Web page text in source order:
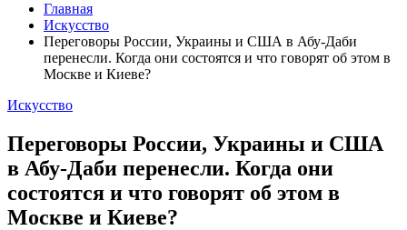
Главная
Искусство
Переговоры России, Украины и США в Абу-Даби
перенесли. Когда они состоятся и что говорят об этом в
Москве и Киеве?
Искусство
Переговоры России, Украины и США
в Абу-Даби перенесли. Когда они
состоятся и что говорят об этом в
Москве и Киеве?